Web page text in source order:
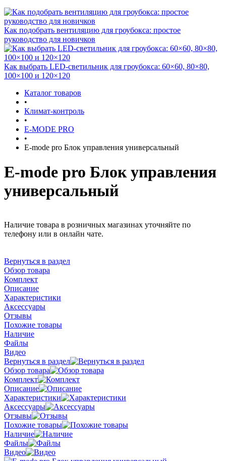
Как подобрать вентиляцию для гроубокса: простое
руководство для новичков
Как выбрать LED-светильник для гроубокса: 60×60, 80×80,
100×100 и 120×120
Каталог товаров
•
Климат-контроль
•
E-MODE PRO
•
E-mode pro Блок управления универсальный
E-mode pro Блок управления
универсальный
Наличие товара в розничных магазинах уточняйте по
телефону или в онлайн чате.
Вернуться в раздел
Обзор товара
Комплект
Описание
Характеристики
Аксессуары
Отзывы
Похожие товары
Наличие
Файлы
Видео
Вернуться в раздел
Обзор товара
Комплект
Описание
Характеристики
Аксессуары
Отзывы
Похожие товары
Наличие
Файлы
Видео